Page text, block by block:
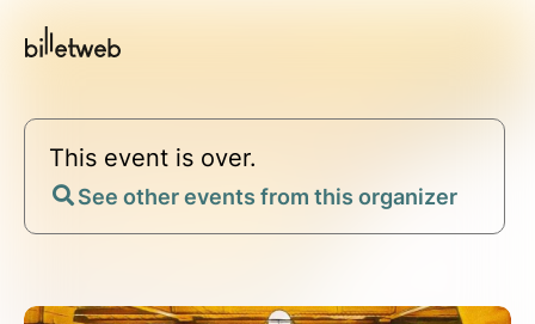
This event is over.
See other events from this organizer